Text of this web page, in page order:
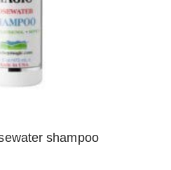
shampoo